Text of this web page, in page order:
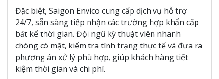
Đặc biệt, Saigon Envico cung cấp dịch vụ hỗ trợ
24/7, sẵn sàng tiếp nhận các trường hợp khẩn cấp
bất kể thời gian. Đội ngũ kỹ thuật viên nhanh
chóng có mặt, kiểm tra tình trạng thực tế và đưa ra
phương án xử lý phù hợp, giúp khách hàng tiết
kiệm thời gian và chi phí.